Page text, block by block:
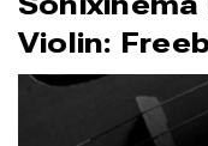
Violin: